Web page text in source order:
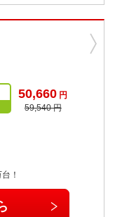
50,660 円
59,540 円
！